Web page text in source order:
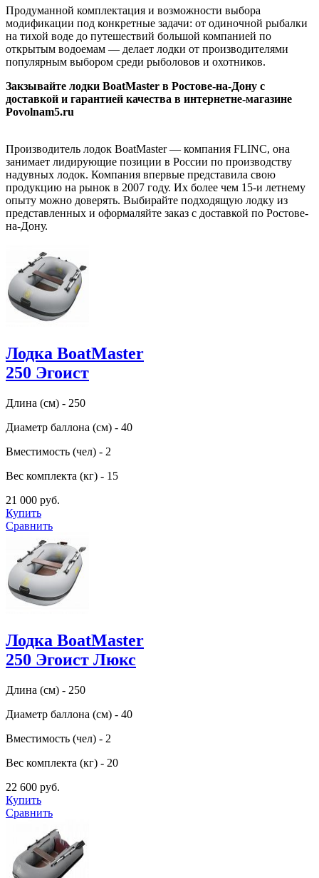
Лодка BoatMaster
250 Эгоист
Длина (см) - 250
Диаметр баллона (см) - 40
Вместимость (чел) - 2
Вес комплекта (кг) - 15
21 000 руб.
Купить
Сравнить
Лодка BoatMaster
250 Эгоист Люкс
Длина (см) - 250
Диаметр баллона (см) - 40
Вместимость (чел) - 2
Вес комплекта (кг) - 20
22 600 руб.
Купить
Сравнить
Производитель лодок BoatMaster — компания FLINC, она
занимает лидирующие позиции в России по производству
надувных лодок. Компания впервые представила свою
продукцию на рынок в 2007 году. Их более чем 15-и летнему
опыту можно доверять. Выбирайте подходящую лодку из
представленных и оформаляйте заказ с доставкой по Ростове-
на-Дону.
Продуманной комплектация и возможности выбора
модификации под конкретные задачи: от одиночной рыбалки
на тихой воде до путешествий большой компанией по
открытым водоемам — делает лодки от производителями
популярным выбором среди рыболовов и охотников.
Закзывайте лодки BoatMaster в Ростове-на-Дону с
доставкой и гарантией качества в интернетне-магазине
Povolnam5.ru